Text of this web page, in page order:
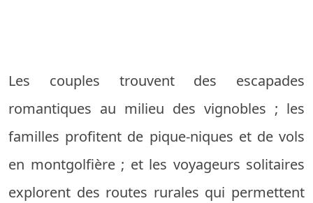
Les couples trouvent des escapades
romantiques au milieu des vignobles ; les
familles profitent de pique-niques et de vols
en montgolfière ; et les voyageurs solitaires
explorent des routes rurales qui permettent